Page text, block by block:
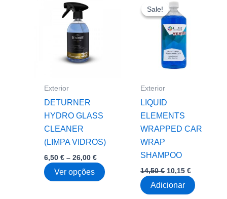
Exterior
DETURNER
HYDRO GLASS
CLEANER
(LIMPA VIDROS)
6,50€ – 26,00€Price
range:
6,50 €
Ver opções
This
Sale!
Sale!
Exterior
LIQUID
ELEMENTS
WRAPPED CAR
WRAP
SHAMPOO
14,50€ O
original
10,15€O
preço
atual
Adicionar